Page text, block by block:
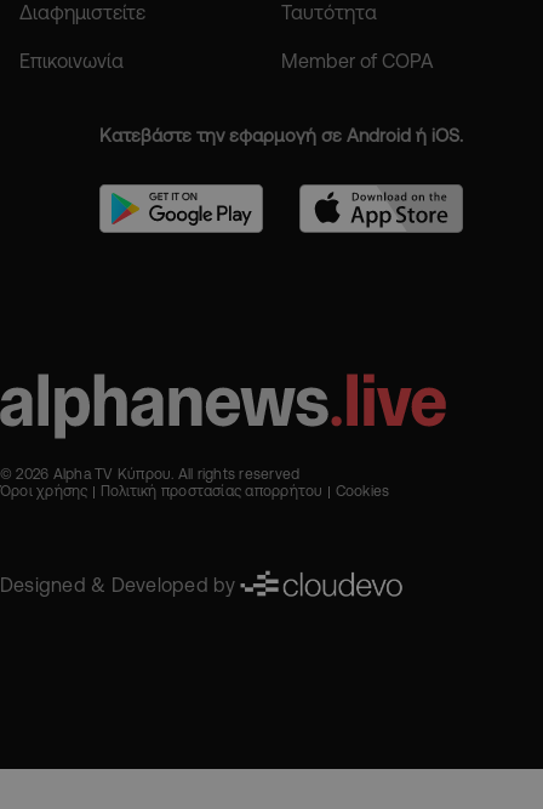
Διαφημιστείτε Ταυτότητα
Επικοινωνία Member of COPA
Κατεβάστε την εφαρμογή σε Android ή iOS.
© 2026 Alpha TV Κύπρου. All rights reserved
Όροι χρήσης
Πολιτική προστασίας απορρήτου Cookies
Designed & Developed by